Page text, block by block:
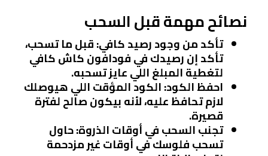
نصائح مهمة قبل السحب
تأكد من وجود رصيد كافي: قبل ما تسحب،
تأكد إن رصيدك في فودافون كاش كافي
لتغطية المبلغ اللي عايز تسحبه.
احفظ الكود: الكود المؤقت اللي هيوصلك
لازم تحافظ عليه، لأنه بيكون صالح لفترة
قصيرة.
تجنب السحب في أوقات الذروة: حاول
تسحب فلوسك في أوقات غير مزدحمة